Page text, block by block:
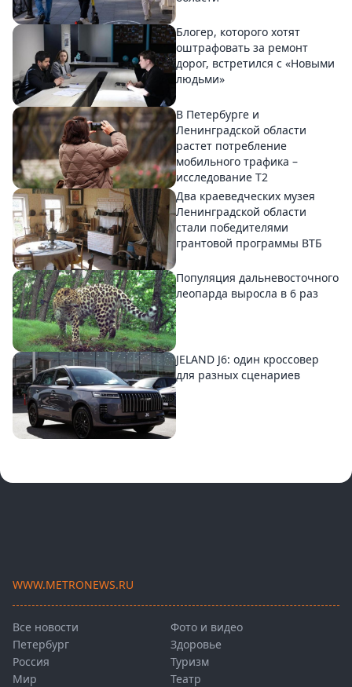
Блогер, которого хотят
оштрафовать за ремонт
дорог, встретился с «Новыми
людьми»
В Петербурге и
Ленинградской области
растет потребление
мобильного трафика –
исследование T2
Два краеведческих музея
Ленинградской области
стали победителями
грантовой программы ВТБ
Популяция дальневосточного
леопарда выросла в 6 раз
JELAND J6: один кроссовер
для разных сценариев
WWW.METRONEWS.RU
Все новости
Петербург
Россия
Мир
Фото и видео
Здоровье
Туризм
Театр